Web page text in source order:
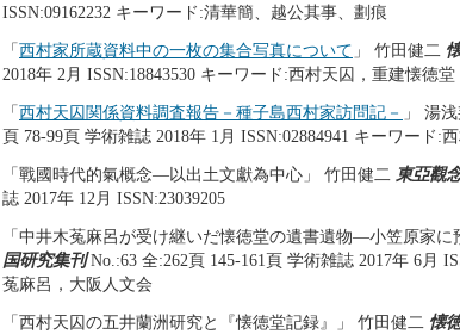
ISSN:09162232 キーワード:清華簡、越公其事、劃痕
「西村家所蔵資料中の一枚の集合写真について 」 竹田健二
2018年 2月 ISSN:18843530 キーワード:西村天囚，重建懐徳
「西村天囚関係資料調査報告－種子島西村家訪問記－ 」 湯
頁 78-99頁 学術雑誌 2018年 1月 ISSN:02884941 キーワード:
「戰國時代的氣概念―以出土文獻為中心」 竹田健二 東亞觀
誌 2017年 12月 ISSN:23039205
「中井木菟麻呂が受け継いだ懐徳堂の遺書遺物―小笠原家
国研究集刊No.:63 全:262頁 145-161頁 学術雑誌 2017年 6月
菟麻呂，大阪人文会
「西村天囚の五井蘭洲研究と『懐徳堂記録』」 竹田健二 懐